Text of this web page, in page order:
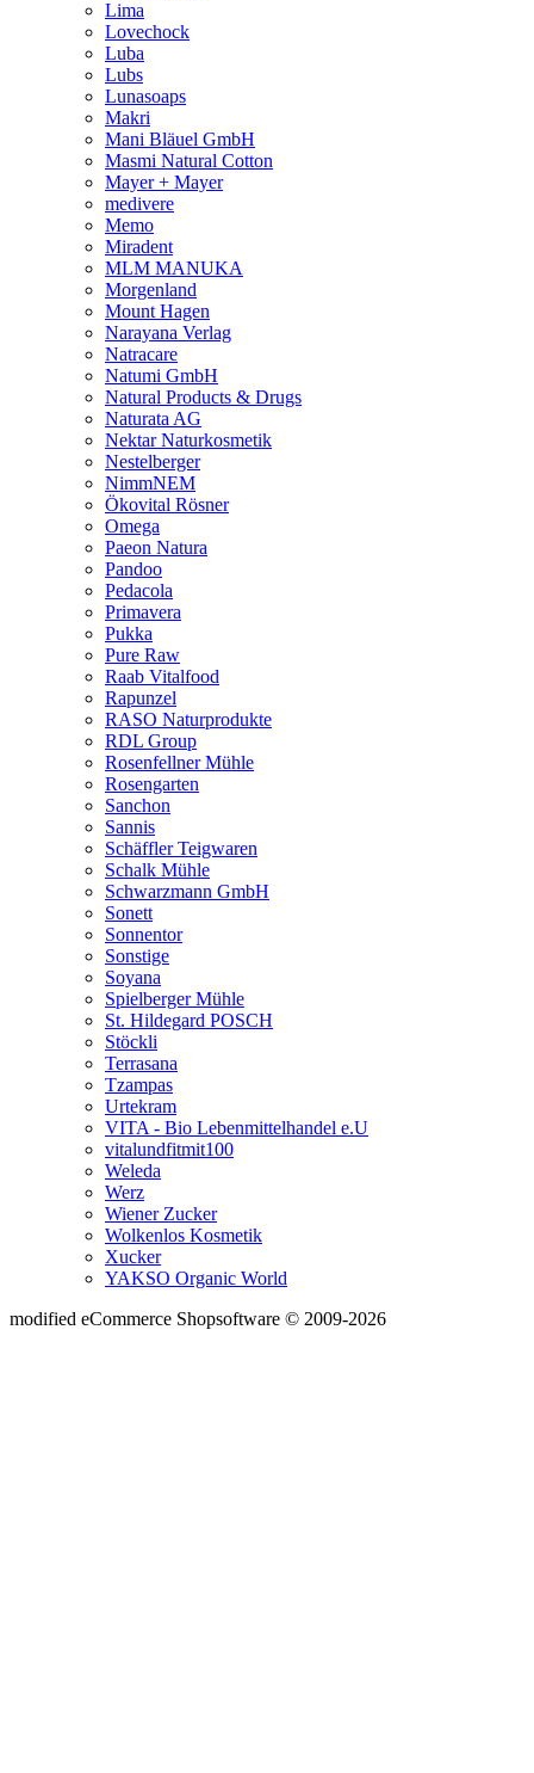
Lima
Lovechock
Luba
Lubs
Lunasoaps
Makri
Mani Bläuel GmbH
Masmi Natural Cotton
Mayer + Mayer
medivere
Memo
Miradent
MLM MANUKA
Morgenland
Mount Hagen
Narayana Verlag
Natracare
Natumi GmbH
Natural Products & Drugs
Naturata AG
Nektar Naturkosmetik
Nestelberger
NimmNEM
Ökovital Rösner
Omega
Paeon Natura
Pandoo
Pedacola
Primavera
Pukka
Pure Raw
Raab Vitalfood
Rapunzel
RASO Naturprodukte
RDL Group
Rosenfellner Mühle
Rosengarten
Sanchon
Sannis
Schäffler Teigwaren
Schalk Mühle
Schwarzmann GmbH
Sonett
Sonnentor
Sonstige
Soyana
Spielberger Mühle
St. Hildegard POSCH
Stöckli
Terrasana
Tzampas
Urtekram
VITA - Bio Lebenmittelhandel e.U
vitalundfitmit100
Weleda
Werz
Wiener Zucker
Wolkenlos Kosmetik
Xucker
YAKSO Organic World
modified eCommerce Shopsoftware © 2009-2026